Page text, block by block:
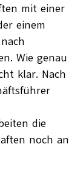
mit einer
einem
Wie genau
klar. Nach
die
noch an